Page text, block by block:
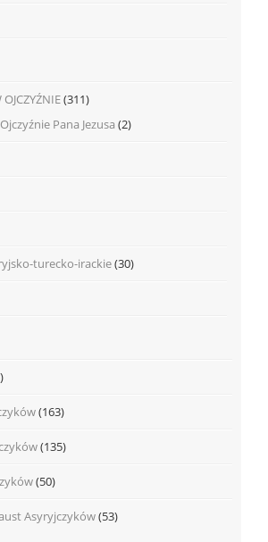
OJCZYŹNIE(311)
Pana Jezusa (2)
turecko-irackie(30)
(163)
(135)
(50)
Asyryjczyków(53)